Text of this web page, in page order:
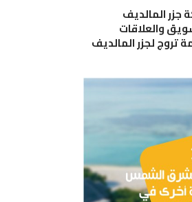
جزر المالديف
والعلاقات
تروج لجزر المالديف
والسياحة